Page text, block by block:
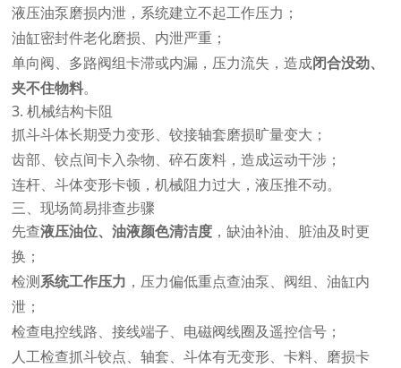
液压油泵磨损内泄，系统建立不起工作压力；
油缸密封件老化磨损、内泄严重；
单向阀、多路阀组卡滞或内漏，压力流失，造成闭合没劲、
夹不住物料。
3. 机械结构卡阻
抓斗斗体长期受力变形、铰接轴套磨损旷量变大；
齿部、铰点间卡入杂物、碎石废料，造成运动干涉；
连杆、斗体变形卡顿，机械阻力过大，液压推不动。
三、现场简易排查步骤
先查液压油位、油液颜色清洁度 ，缺油补油、脏油及时更
换；
检测系统工作压力 ，压力偏低重点查油泵、阀组、油缸内
泄；
检查电控线路、接线端子、电磁阀线圈及遥控信号；
人工检查抓斗铰点、轴套、斗体有无变形、卡料、磨损卡